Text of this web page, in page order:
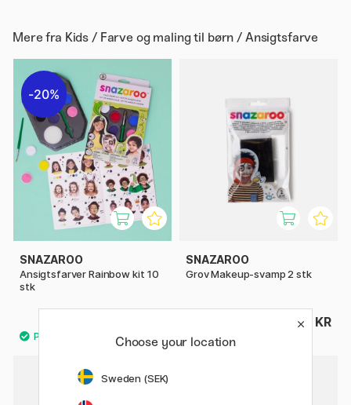
Mere fra Kids / Farve og maling til børn / Ansigtsfarve
20%
SNAZAROO
Ansigtsfarver Rainbow kit 10
stk
SNAZAROO
Grov Makeup-svamp 2 stk
24 KR
Choose your location
Sweden (SEK)